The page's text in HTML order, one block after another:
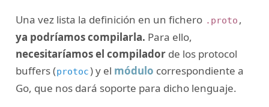
Una vez lista la definición en un fichero .proto ,
ya podríamos compilarla. Para ello,
necesitaríamos el compiladorde los protocol
buffers (protoc) y el módulo correspondiente a
Go, que nos dará soporte para dicho lenguaje.